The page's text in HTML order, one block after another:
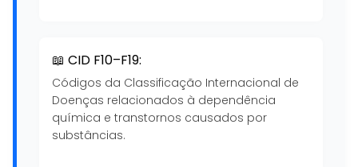
📖 CID F10–F19:
Códigos da Classificação Internacional de
Doenças relacionados à dependência
química e transtornos causados por
substâncias.